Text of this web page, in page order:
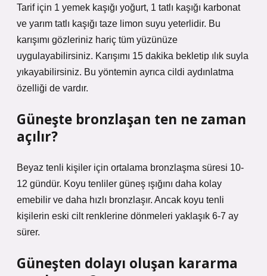
Tarif için 1 yemek kaşığı yoğurt, 1 tatlı kaşığı karbonat
ve yarım tatlı kaşığı taze limon suyu yeterlidir. Bu
karışımı gözleriniz hariç tüm yüzünüze
uygulayabilirsiniz. Karışımı 15 dakika bekletip ılık suyla
yıkayabilirsiniz. Bu yöntemin ayrıca cildi aydınlatma
özelliği de vardır.
Güneşte bronzlaşan ten ne zaman
açılır?
Beyaz tenli kişiler için ortalama bronzlaşma süresi 10-
12 gündür. Koyu tenliler güneş ışığını daha kolay
emebilir ve daha hızlı bronzlaşır. Ancak koyu tenli
kişilerin eski cilt renklerine dönmeleri yaklaşık 6-7 ay
sürer.
Güneşten dolayı oluşan kararma